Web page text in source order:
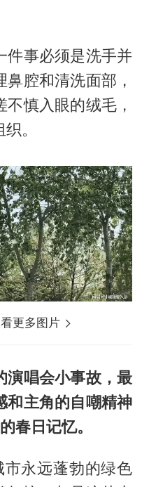
件事必须是洗手并
腔和清洗面部，
慎入眼的绒毛，
。
更多图片
演唱会小事故，最
和主角的自嘲精神
春日记忆。
永远蓬勃的绿色